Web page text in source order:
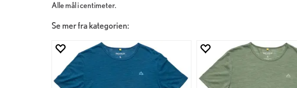
Alle mål i centimeter.
Se mer fra kategorien: